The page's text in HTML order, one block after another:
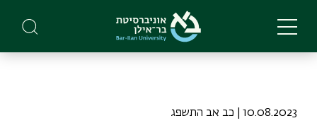
main
10.08.2023 | כב אב התשפג